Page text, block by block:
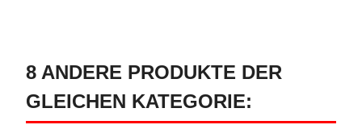
8 ANDERE PRODUKTE DER
GLEICHEN KATEGORIE: